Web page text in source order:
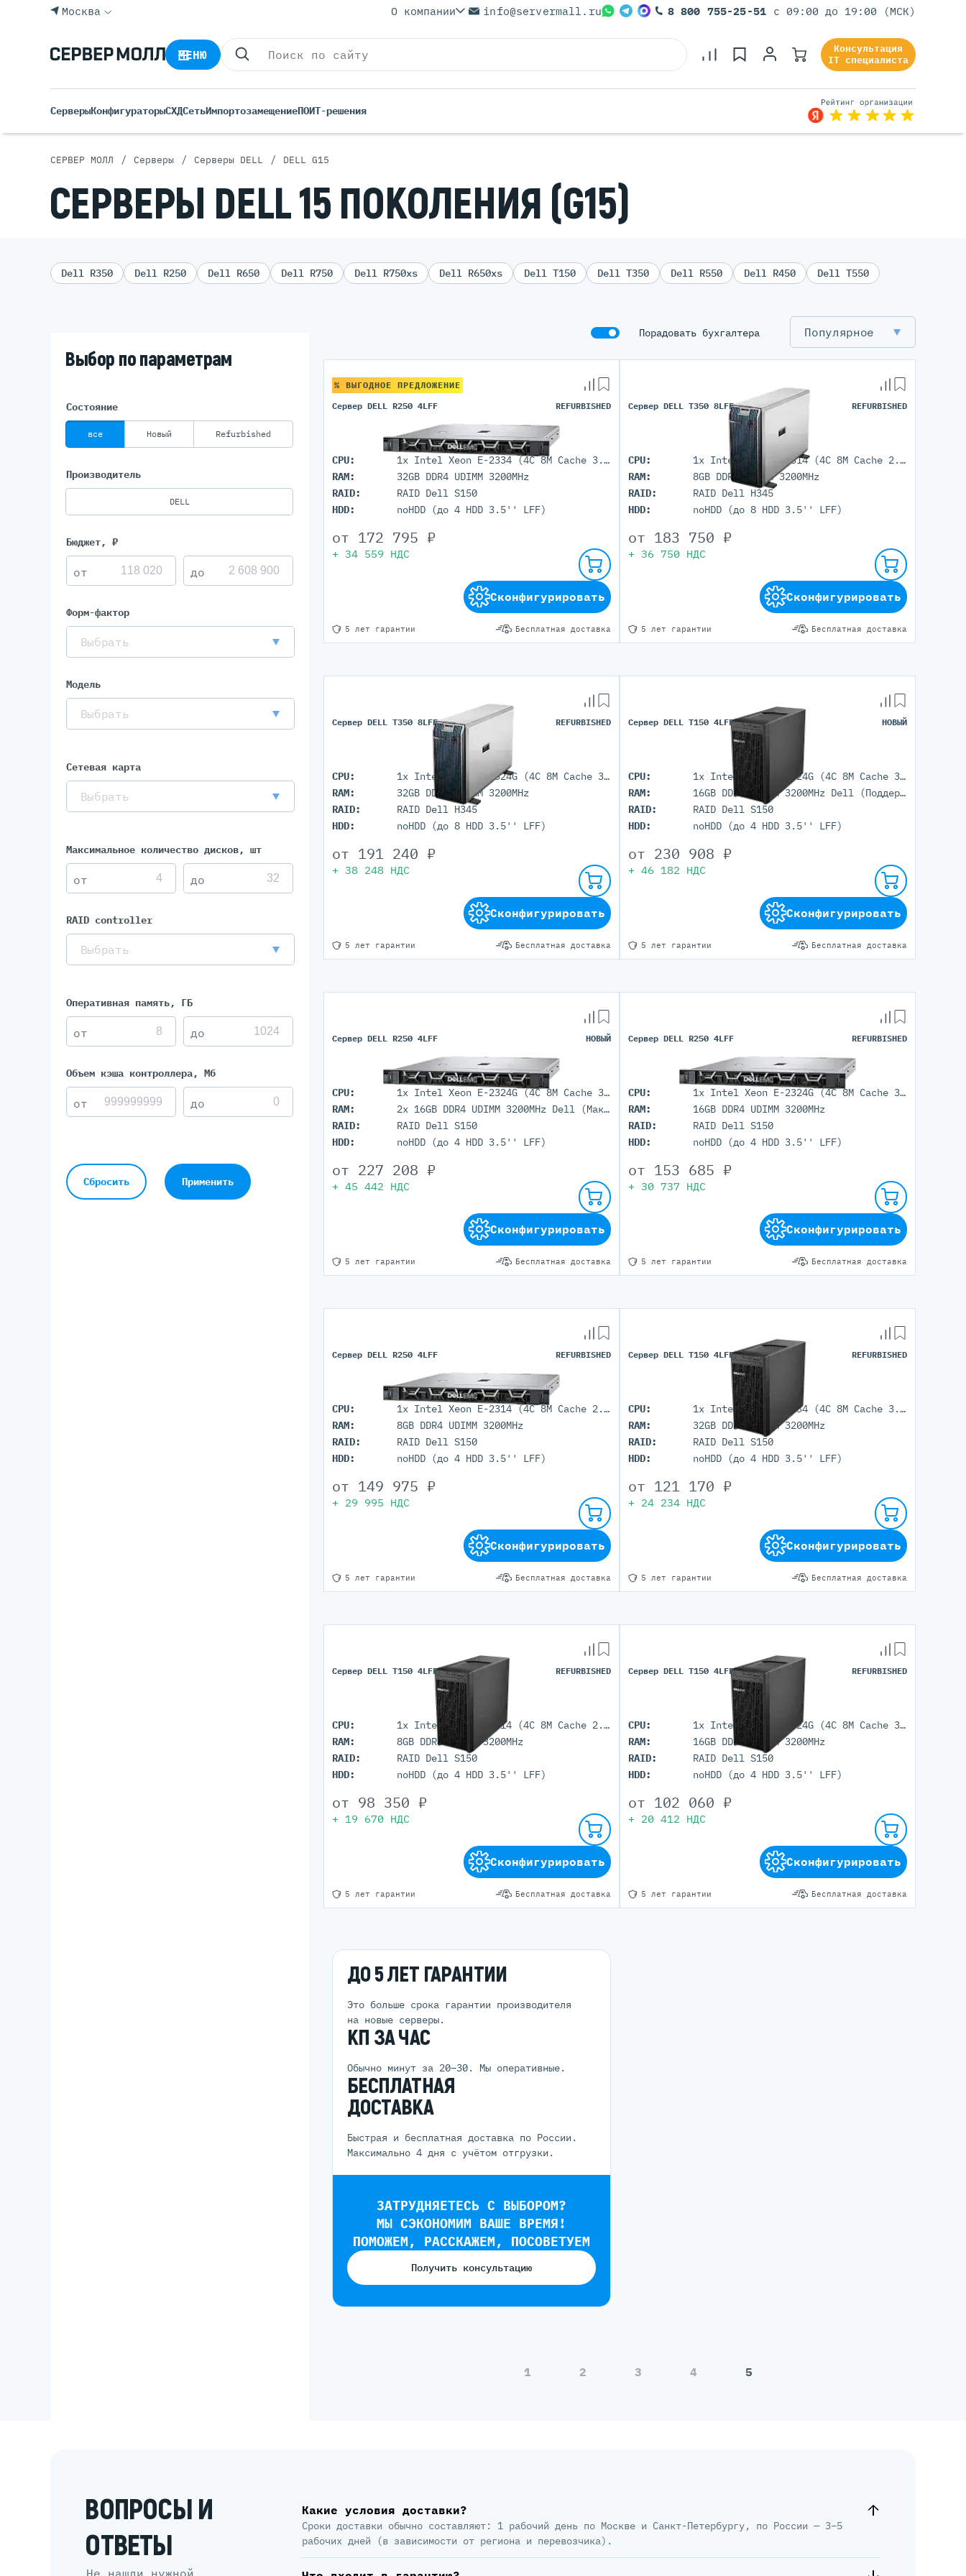
Rack Серверы
Tower Серверы
Blade Серверы
Серверы Lenovo
Серверы XFusion
Серверы NVIDIA
Серверы IBM
Серверы Huawei Atlas
Серверы Для ИИ
DELL G14
HPE Gen10 Plus
HPE Gen10
С GPU NVIDIA
С GPU AMD
С GPU Huawei Ascend
С 2 GPU
С 4 GPU
С 8 GPU
Москва О компании info@servermall.ru 8 800 755-25-51 с 09:00 до 19:00 (МСК)
МЕНЮ
Консультация
IT специалиста
СерверыКонфигураторыСХДСетьИмпортозамещениеПОИТ-решения
СЕРВЕР МОЛЛ / Серверы / Серверы DELL / DELL G15
СЕРВЕРЫ DELL 15 ПОКОЛЕНИЯ (G15)
Dell R350 Dell R250 Dell R650 Dell R750 Dell R750xs Dell R650xs Dell T150 Dell T350 Dell R550 Dell R450 Dell T550
Выбор по параметрам
Состояние
все Новый Refurbished
Производитель
DELL
Бюджет, ₽
Форм-фактор
Выбрать
Модель
Выбрать
Сетевая карта
Выбрать
Максимальное количество дисков, шт
RAID controller
Выбрать
Оперативная память, ГБ
Объем кэша контроллера, Мб
Сбросить Применить
Порадовать бухгалтера Популярное
% ВЫГОДНОЕ ПРЕДЛОЖЕНИЕ
Сервер DELL R250 4LFF
REFURBISHED
CPU:
1x Intel Xeon E-2334 (4C 8M Cache 3.40 GHz)
RAM:
32GB DDR4 UDIMM 3200MHz
RAID:
RAID Dell S150
HDD:
noHDD (до 4 HDD 3.5'' LFF)
5 лет гарантии Бесплатная доставка
от 172 795 ₽
+ 34 559 НДС
Сконфигурировать
Сервер DELL T350 8LFF REFURBISHED
CPU:
1x Intel Xeon E-2314 (4C 8M Cache 2.80 GHz)
RAM:
8GB DDR4 UDIMM 3200MHz
RAID:
RAID Dell H345
HDD:
noHDD (до 8 HDD 3.5'' LFF)
5 лет гарантии Бесплатная доставка
от 183 750 ₽
+ 36 750 НДС
Сконфигурировать
Сервер DELL T350 8LFF REFURBISHED
CPU:
1x Intel Xeon E-2324G (4C 8M Cache 3.10 GHz)
RAM:
32GB DDR4 UDIMM 3200MHz
RAID:
RAID Dell H345
HDD:
noHDD (до 8 HDD 3.5'' LFF)
5 лет гарантии Бесплатная доставка
от 191 240 ₽
+ 38 248 НДС
Сконфигурировать
Сервер DELL T150 4LFF НОВЫЙ
CPU:
1x Intel Xeon E-2324G (4C 8M Cache 3.10 GHz)
RAM:
16GB DDR4 UDIMM 3200MHz Dell (Поддержка до 128GB максимально, 4 DIMM портов)
RAID:
RAID Dell S150
HDD:
noHDD (до 4 HDD 3.5'' LFF)
5 лет гарантии Бесплатная доставка
от 230 908 ₽
+ 46 182 НДС
Сконфигурировать
Сервер DELL R250 4LFF НОВЫЙ
CPU:
1x Intel Xeon E-2324G (4C 8M Cache 3.10 GHz)
RAM:
2x 16GB DDR4 UDIMM 3200MHz Dell (Максимум 128GB 4 DIMM порта)
RAID:
RAID Dell S150
HDD:
noHDD (до 4 HDD 3.5'' LFF)
5 лет гарантии Бесплатная доставка
от 227 208 ₽
+ 45 442 НДС
Сконфигурировать
Сервер DELL R250 4LFF REFURBISHED
CPU:
1x Intel Xeon E-2324G (4C 8M Cache 3.10 GHz)
RAM:
16GB DDR4 UDIMM 3200MHz
RAID:
RAID Dell S150
HDD:
noHDD (до 4 HDD 3.5'' LFF)
5 лет гарантии Бесплатная доставка
от 153 685 ₽
+ 30 737 НДС
Сконфигурировать
Сервер DELL R250 4LFF REFURBISHED
CPU:
1x Intel Xeon E-2314 (4C 8M Cache 2.80 GHz)
RAM:
8GB DDR4 UDIMM 3200MHz
RAID:
RAID Dell S150
HDD:
noHDD (до 4 HDD 3.5'' LFF)
5 лет гарантии Бесплатная доставка
от 149 975 ₽
+ 29 995 НДС
Сконфигурировать
Сервер DELL T150 4LFF REFURBISHED
CPU:
1x Intel Xeon E-2334 (4C 8M Cache 3.40 GHz)
RAM:
32GB DDR4 UDIMM 3200MHz
RAID:
RAID Dell S150
HDD:
noHDD (до 4 HDD 3.5'' LFF)
5 лет гарантии Бесплатная доставка
от 121 170 ₽
+ 24 234 НДС
Сконфигурировать
Сервер DELL T150 4LFF REFURBISHED
CPU:
1x Intel Xeon E-2314 (4C 8M Cache 2.80 GHz)
RAM:
8GB DDR4 UDIMM 3200MHz
RAID:
RAID Dell S150
HDD:
noHDD (до 4 HDD 3.5'' LFF)
5 лет гарантии Бесплатная доставка
от 98 350 ₽
+ 19 670 НДС
Сконфигурировать
Сервер DELL T150 4LFF REFURBISHED
CPU:
1x Intel Xeon E-2324G (4C 8M Cache 3.10 GHz)
RAM:
16GB DDR4 UDIMM 3200MHz
RAID:
RAID Dell S150
HDD:
noHDD (до 4 HDD 3.5'' LFF)
5 лет гарантии Бесплатная доставка
от 102 060 ₽
+ 20 412 НДС
Сконфигурировать
ДО 5 ЛЕТ ГАРАНТИИ
Это больше срока гарантии производителя
на новые серверы.
КП ЗА ЧАС
Обычно минут за 20–30. Мы оперативные.
БЕСПЛАТНАЯ
ДОСТАВКА
Быстрая и бесплатная доставка по России.
Максимально 4 дня с учётом отгрузки.
ЗАТРУДНЯЕТЕСЬ С ВЫБОРОМ?
МЫ СЭКОНОМИМ ВАШЕ ВРЕМЯ!
ПОМОЖЕМ, РАССКАЖЕМ, ПОСОВЕТУЕМ
Получить консультацию
1 2 3 4 5
ВОПРОСЫ И
ОТВЕТЫ
Не нашли нужной
Какие условия доставки?
Сроки доставки обычно составляют: 1 рабочий день по Москве и Санкт-Петербургу, по России — 3–5
рабочих дней (в зависимости от региона и перевозчика).